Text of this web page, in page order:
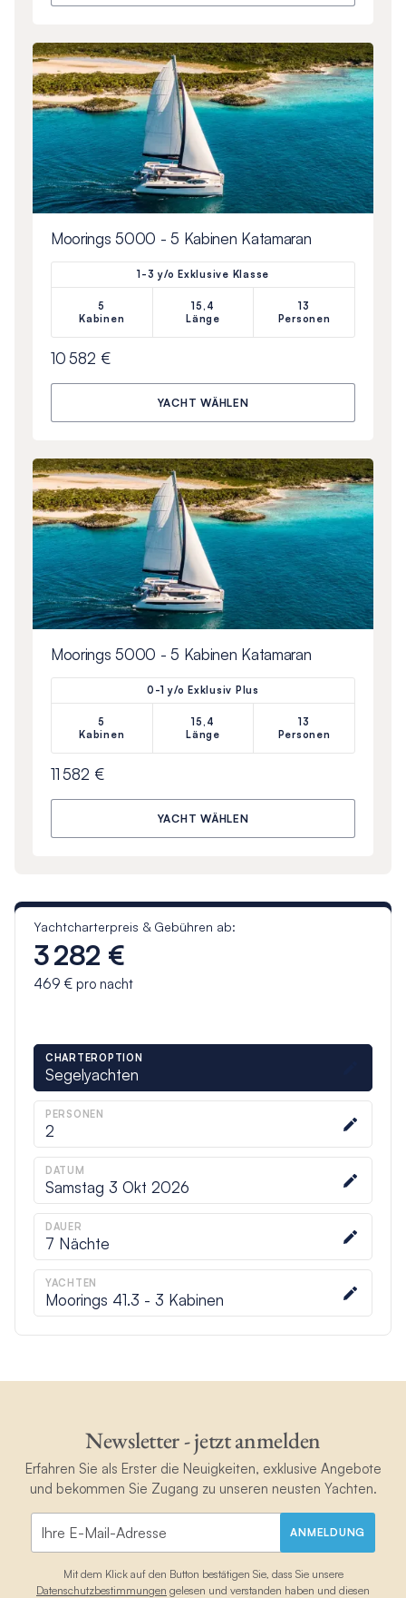
Moorings 5000 - 5 Kabinen Katamaran
1-3 y/o Exklusive Klasse
5
Kabinen
15,4
Länge
13
Personen
10 582 €
YACHT WÄHLEN
Moorings 5000 - 5 Kabinen Katamaran
0-1 y/o Exklusiv Plus
5
Kabinen
15,4
Länge
13
Personen
11 582 €
YACHT WÄHLEN
Yachtcharterpreis & Gebühren ab:
3 282 €
469 €pro nacht
CHARTEROPTION
Segelyachten
PERSONEN
2
DATUM
Samstag 3 Okt 2026
DAUER
7 Nächte
YACHTEN
Moorings 41.3 - 3 Kabinen
Newsletter - jetzt anmelden
Erfahren Sie als Erster die Neuigkeiten, exklusive Angebote
und bekommen Sie Zugang zu unseren neusten Yachten.
ANMELDUNG
Mit dem Klick auf den Button bestätigen Sie, dass Sie unsere
Datenschutzbestimmungen gelesen und verstanden haben und diesen